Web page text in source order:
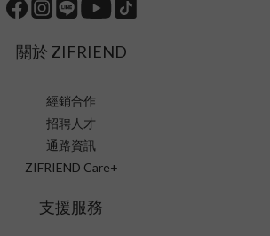
關於 ZIFRIEND
經銷合作
招聘人才
通路資訊
ZIFRIEND Care+
支援服務